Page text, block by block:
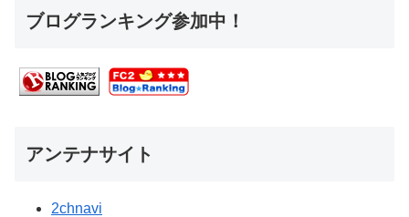
ブログランキング参加中！
アンテナサイト
2chnavi